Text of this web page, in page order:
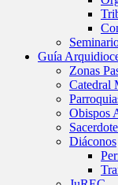
Guía
Zonas
Catedral
Obispos
Diáconos